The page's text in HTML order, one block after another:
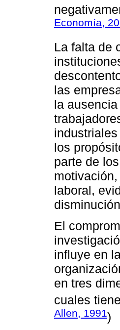
Economía,
La falta de
las
la
los
parte de
laboral,
El
influye en
en tres
cuales
Allen, 1991)